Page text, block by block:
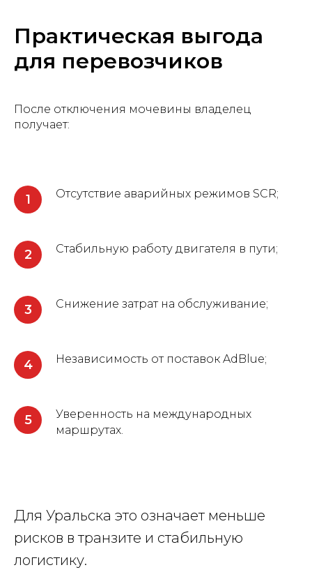
Практическая выгода
для перевозчиков
После отключения мочевины владелец
получает:
Отсутствие аварийных режимов SCR;
Стабильную работу двигателя в пути;
Снижение затрат на обслуживание;
Независимость от поставок AdBlue;
Уверенность на международных
маршрутах.
Для Уральска это означает меньше
рисков в транзите и стабильную
логистику.